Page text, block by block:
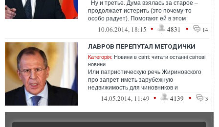
Ну и третье. Дума взялась за старое –
продолжает истерить (это почему-то
особо радует). Помогают ей в этом
персонально Рогозин, Онищенко...
10.06.2014, 18:15 • 4831 • 14
ЛАВРОВ ПЕРЕПУТАЛ МЕТОДИЧКИ
Категорія: Новини в світі: читати останні світові
новини
Или патриотическую речь Жириновского
про запрет иметь зарубежную
недвижимость для чиновников и
депутатов, из своей квартирки с 7-ю
туалетами в ОАЭ. Ил...
14.05.2014, 11:49 • 4139 • 3